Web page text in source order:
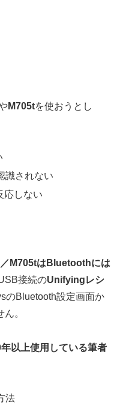
M705tを使おうとし
識されない
応しない
／M705tはBluetoothには
接続のUnifyingレシ
のBluetooth設定画面か
。
以上使用している筆者
法